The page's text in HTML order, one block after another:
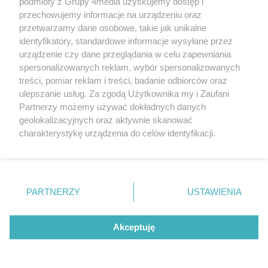
przechowujemy informacje na urządzeniu oraz
przetwarzamy dane osobowe, takie jak unikalne
identyfikatory, standardowe informacje wysyłane przez
urządzenie czy dane przeglądania w celu zapewniania
spersonalizowanych reklam, wybór spersonalizowanych
treści, pomiar reklam i treści, badanie odbiorców oraz
ulepszanie usług. Za zgodą Użytkownika my i Zaufani
Partnerzy możemy używać dokładnych danych
geolokalizacyjnych oraz aktywnie skanować
charakterystykę urządzenia do celów identyfikacji.
zmienić/wycofać klikając przycisk ustawień prywatności
użytkownika, ale masz prawo sprzeciwić się takiemu
przetwarzaniu. Preferencje będą miały zastosowania tylko
PARTNERZY USTAWIENIA
Akceptuję